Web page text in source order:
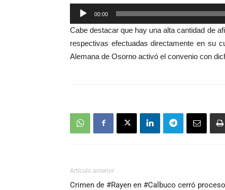
Reproductor
de
audio
00:00
Cabe destacar que hay una alta cantidad de
respectivas efectuadas directamente en su
Alemana de Osorno activó el convenio con
Artículo anterior
Crimen de #Rayen en #Calbuco cerró proceso